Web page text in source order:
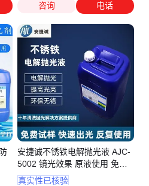
咨询 电话
安捷诚不锈铁电解抛光液 AJC-
5002 镜光效果 原液使用 免费
试样
真实性已核验